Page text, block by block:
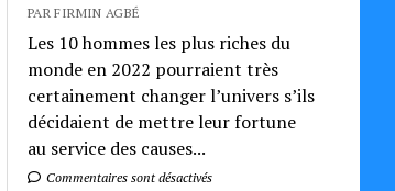
PAR FIRMIN AGBÉ
Les 10 hommes les plus riches du
monde en 2022 pourraient très
certainement changer l’univers s’ils
décidaient de mettre leur fortune
au service des causes...
Commentaires sont désactivés